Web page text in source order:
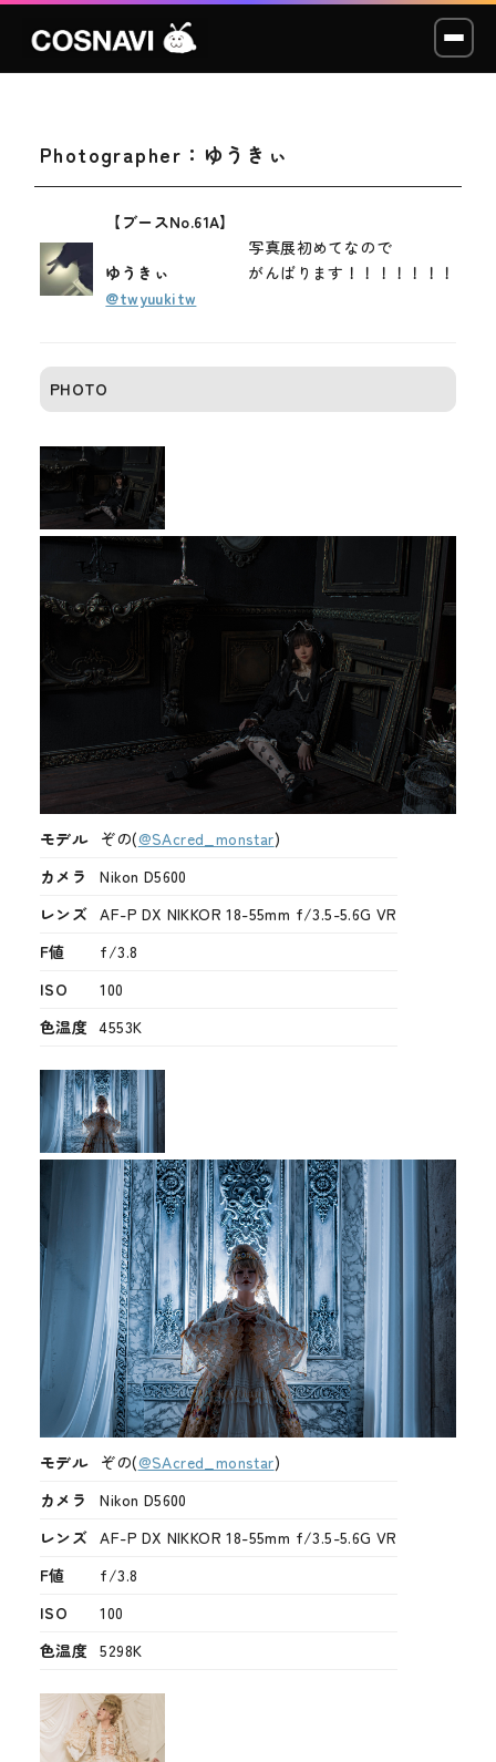
コスプレイベント
モデル撮影会
WCP
スタジオ
LABO
メディア
お知らせ
Photographer：ゆうきぃ
【ブースNo.61A】
ゆうきぃ
@twyuukitw
写真展初めてなので
がんばります！！！！！！！
PHOTO
モデル ぞの(@SAcred_monstar)
カメラ
Nikon D5600
レンズ AF-P DX NIKKOR 18-55mm f/3.5-5.6G VR
F値
f/3.8
ISO
100
色温度 4553K
モデル ぞの(@SAcred_monstar)
カメラ
Nikon D5600
レンズ AF-P DX NIKKOR 18-55mm f/3.5-5.6G VR
F値
f/3.8
ISO
100
色温度 5298K